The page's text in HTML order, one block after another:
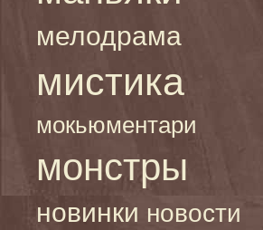
мелодрама
мистика
мокьюментари
монстры
новинки новости